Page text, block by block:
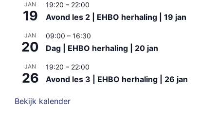
JAN
19
19:20 – 22:00
Avond les 2 | EHBO herhaling | 19 jan
JAN
20
09:00 –16:30
Dag | EHBO herhaling | 20 jan
JAN
26
19:20 – 22:00
Avond les 3 | EHBO herhaling | 26 jan
Bekijk kalender